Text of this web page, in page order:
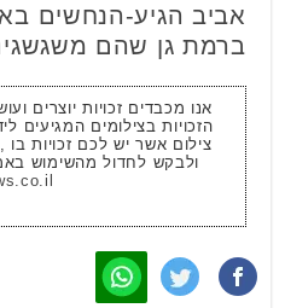
אביב הגיע-הנחשים
ברמת גן שהם
אנו מכבדים זכויות יוצרים
הזכויות בצילומים המגיעים
צילום אשר יש לכם זכויות
ולבקש לחדול מהשימוש